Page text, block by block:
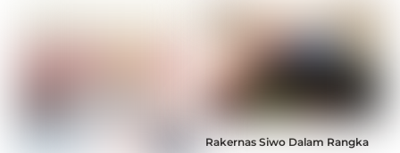
Rakernas Siwo Dalam Rangka